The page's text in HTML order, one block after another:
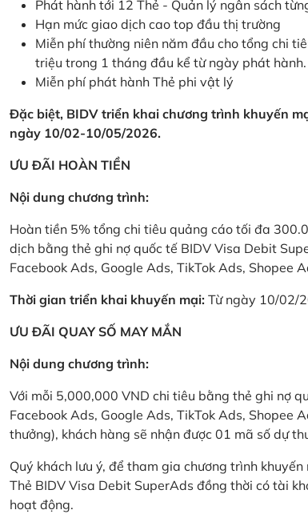
Phát hành tới 12 Thẻ - Quản lý ngân sách
Hạn mức giao dịch cao top đầu thị trường
Miễn phí thường niên năm đầu cho tổng chi
triệu trong 1 tháng đầu kể từ ngày phát hành.
Miễn phí phát hành Thẻ phi vật lý
Đặc biệt, BIDV triển khai chương trình khuyến
ngày 10/02-10/05/2026.
ƯU ĐÃI HOÀN TIỀN
Nội dung chương trình:
Hoàn tiền 5% tổng chi tiêu quảng cáo tối đa
dịch bằng thẻ ghi nợ quốc tế BIDV Visa Debit
Facebook Ads, Google Ads, TikTok Ads,
Thời gian triển khai khuyến mại: Từ ngày 10/02/
ƯU ĐÃI QUAY SỐ MAY MẮN
Nội dung chương trình:
Với mỗi 5,000,000 VND chi tiêu bằng thẻ ghi nợ
Facebook Ads, Google Ads, TikTok Ads,
thưởng), khách hàng sẽ nhận được 01 mã số dự
Quý khách lưu ý, để tham gia chương trình
Thẻ BIDV Visa Debit SuperAds đồng thời có tài
hoạt động.